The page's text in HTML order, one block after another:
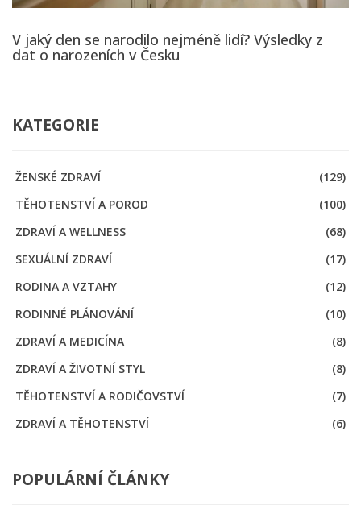
V jaký den se narodilo nejméně lidí? Výsledky z
dat o narozeních v Česku
KATEGORIE
ŽENSKÉ ZDRAVÍ
(129)
TĚHOTENSTVÍ A POROD
(100)
ZDRAVÍ A WELLNESS
(68)
SEXUÁLNÍ ZDRAVÍ
(17)
RODINA A VZTAHY
(12)
RODINNÉ PLÁNOVÁNÍ
(10)
ZDRAVÍ A MEDICÍNA
(8)
ZDRAVÍ A ŽIVOTNÍ STYL
(8)
TĚHOTENSTVÍ A RODIČOVSTVÍ
(7)
ZDRAVÍ A TĚHOTENSTVÍ
(6)
POPULÁRNÍ ČLÁNKY